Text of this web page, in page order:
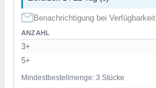
Benachrichtigung bei Verfügbarkeit
ANZAHL
3+
5+
Mindestbestellmenge: 3 Stücke